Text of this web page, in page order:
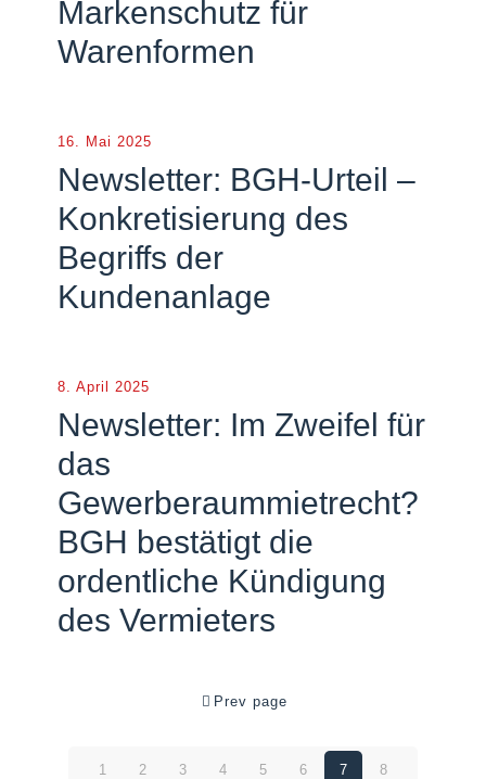
Markenschutz für
Warenformen
16. Mai 2025
Newsletter: BGH-Urteil –
Konkretisierung des
Begriffs der
Kundenanlage
8. April 2025
Newsletter: Im Zweifel für
das
Gewerberaummietrecht?
BGH bestätigt die
ordentliche Kündigung
des Vermieters
Prev page
1 2 3 4 5 6 7 8